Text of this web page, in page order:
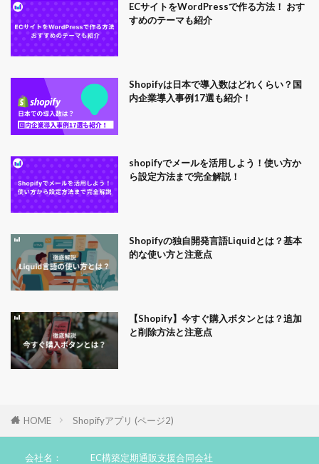
ECサイトをWordPressで作る方法！ おす
すめのテーマも紹介
Shopifyは日本で導入数はどれくらい？国
内企業導入事例17選も紹介！
shopifyでメールを活用しよう！使い方か
ら設定方法まで完全解説！
Shopifyの独自開発言語Liquidとは？基本
的な使い方と注意点
【Shopify】今すぐ購入ボタンとは？追加
と削除方法と注意点
HOME Shopifyアプリ (ページ2)
会社名： EC構築定期通販支援合同会社